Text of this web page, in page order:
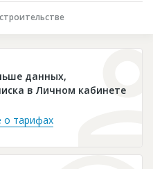
данных,
в Личном кабинете
о тарифах